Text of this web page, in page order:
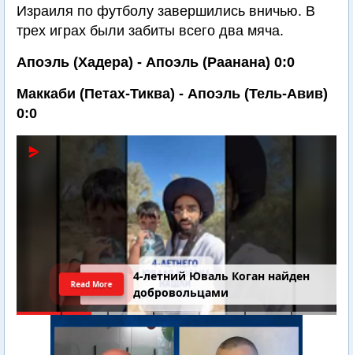
Израиля по футболу завершились вничью. В
трех играх были забиты всего два мяча.
Апоэль (Хадера) - Апоэль (Раанана) 0:0
Маккаби (Петах-Тиква) - Апоэль (Тель-Авив)
0:0
4-летний Юваль Коган найден
добровольцами
Read More